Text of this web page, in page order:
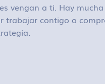
vengan a ti. Hay mucha
trabajar contigo o